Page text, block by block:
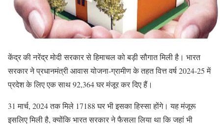
केंद्र की नरेंद्र मोदी सरकार से हिमाचल को बड़ी सौगात मिली है। भारत
सरकार ने प्रधानमंत्री आवास योजना-ग्रामीण के तहत वित्त वर्ष 2024-25 में
प्रदेश के लिए एक साथ 92,364 घर मंजूर कर दिए हैं।
31 मार्च, 2024 तक मिले 17188 घर भी इसका हिस्सा होंगे। यह मंजूरू
इसलिए मिली है, क्योंकि भारत सरकार ने फैसला लिया था कि जहां भी